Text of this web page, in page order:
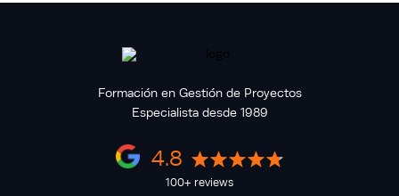
Formación en Gestión de Proyectos
Especialista desde 1989
4.8
100+ reviews